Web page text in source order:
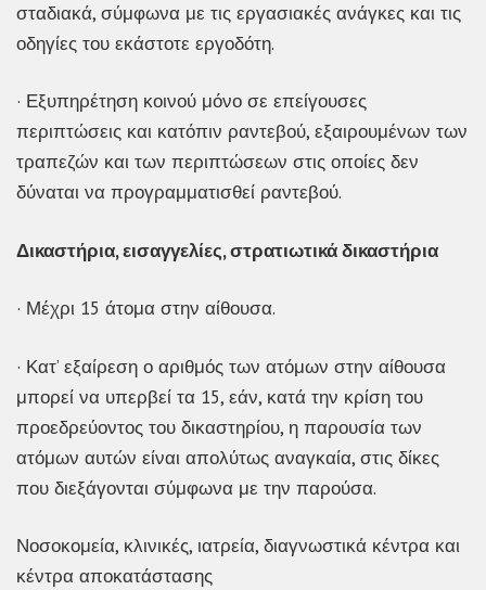
σταδιακά, σύμφωνα με τις εργασιακές ανάγκες και τις
οδηγίες του εκάστοτε εργοδότη.
· Εξυπηρέτηση κοινού μόνο σε επείγουσες
περιπτώσεις και κατόπιν ραντεβού, εξαιρουμένων των
τραπεζών και των περιπτώσεων στις οποίες δεν
δύναται να προγραμματισθεί ραντεβού.
Δικαστήρια, εισαγγελίες, στρατιωτικά δικαστήρια
· Μέχρι 15 άτομα στην αίθουσα.
· Κατ’ εξαίρεση ο αριθμός των ατόμων στην αίθουσα
μπορεί να υπερβεί τα 15, εάν, κατά την κρίση του
προεδρεύοντος του δικαστηρίου, η παρουσία των
ατόμων αυτών είναι απολύτως αναγκαία, στις δίκες
που διεξάγονται σύμφωνα με την παρούσα.
Νοσοκομεία, κλινικές, ιατρεία, διαγνωστικά κέντρα και
κέντρα αποκατάστασης